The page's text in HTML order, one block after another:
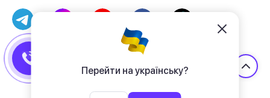
Перейти на українську?
Договор публичной оферты
Политика конфиденциальности